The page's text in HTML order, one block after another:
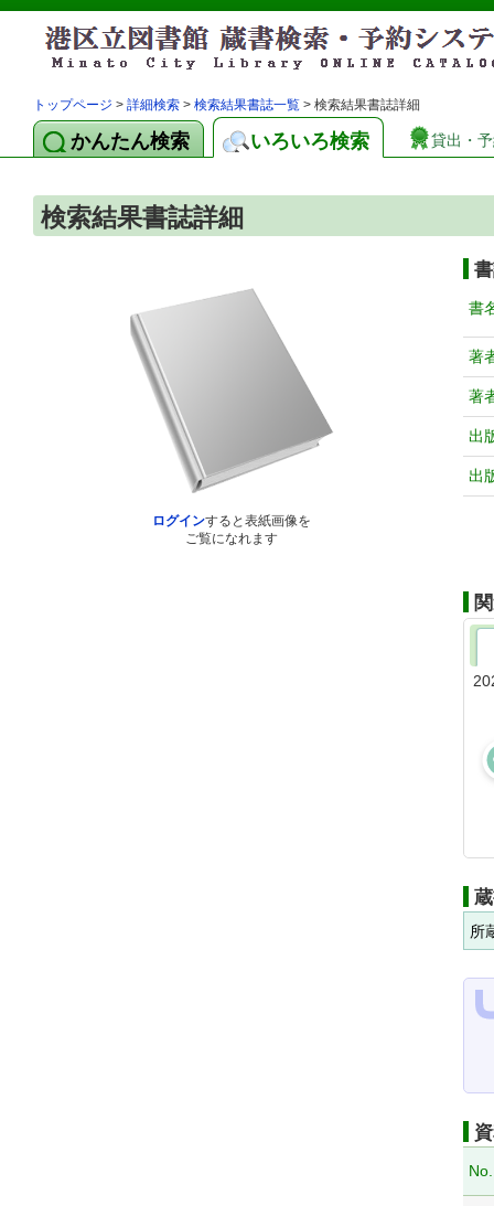
トップページ > 詳細検索 > 検索結果書誌一覧 > 検索結果書誌詳細
かんたん検索 いろいろ検索 貸出・
検索結果書誌詳細
ログインすると表紙画像を
ご覧になれます
書
著
著
出
出
所
No.